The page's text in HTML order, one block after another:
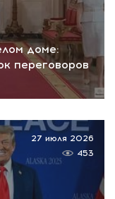
доме:
переговоров
27 июля 2026
453